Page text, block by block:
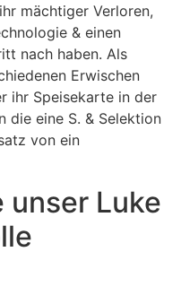
mächtiger Verloren,
& einen
nach haben. Als
Erwischen
ihr Speisekarte in der
die eine S. & Selektion
von ein
unser Luke